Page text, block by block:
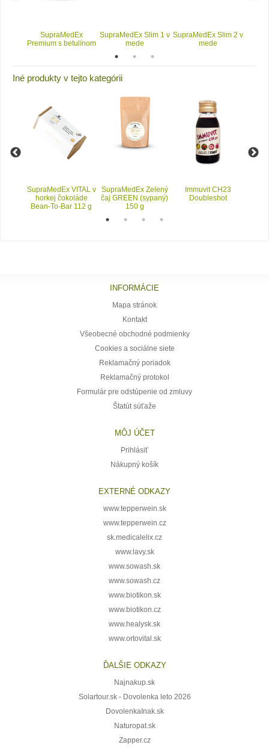
SupraMedEx
Premium s betulínom
SupraMedEx Slim 1 v
mede
SupraMedEx Slim 2 v
mede
Iné produkty v tejto kategórii
SupraMedEx VITAL v
horkej čokoláde
Bean-To-Bar 112 g
SupraMedEx Zelený
čaj GREEN (sypaný)
150 g
Immuvit CH23
Doubleshot
INFORMÁCIE
Mapa stránok
Kontakt
Všeobecné obchodné podmienky
Cookies a sociálne siete
Reklamačný poriadok
Reklamačný protokol
Formulár pre odstúpenie od zmluvy
Štatút súťaže
MÔJ ÚČET
Prihlásiť
Nákupný košík
EXTERNÉ ODKAZY
www.tepperwein.sk
www.tepperwein.cz
sk.medicalelix.cz
www.lavy.sk
www.sowash.sk
www.sowash.cz
www.biotikon.sk
www.biotikon.cz
www.healysk.sk
www.ortovital.sk
ĎALŠIE ODKAZY
Najnakup.sk
Solartour.sk - Dovolenka leto 2026
DovolenkaInak.sk
Naturopat.sk
Zapper.cz